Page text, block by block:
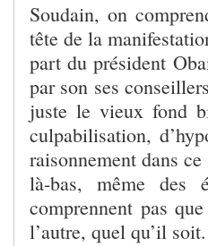
Soudain, on
tête de la
part du président
par son ses
juste le vieux fond
culpabilisation,
raisonnement dans
là-bas, même des
comprennent pas
l’autre, quel qu’il soit.